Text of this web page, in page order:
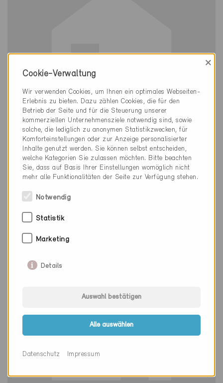
Minergie-P
Definitiv
Rietheim AG 5323
Neubau, MFH
AG-574-P
Cookie-Verwaltung
×
Wir verwenden Cookies, um Ihnen ein optimales Webseiten-
Erlebnis zu bieten. Dazu zählen Cookies, die für den
Betrieb der Seite und für die Steuerung unserer
kommerziellen Unternehmensziele notwendig sind, sowie
solche, die lediglich zu anonymen Statistikzwecken, für
Komforteinstellungen oder zur Anzeige personalisierter
Inhalte genutzt werden. Sie können selbst entscheiden,
welche Kategorien Sie zulassen möchten. Bitte beachten
Sie, dass auf Basis Ihrer Einstellungen womöglich nicht
mehr alle Funktionalitäten der Seite zur Verfügung stehen.
Notwendig
Statistik
Marketing
Details
Auswahl bestätigen
Alle auswählen
Datenschutz Impressum